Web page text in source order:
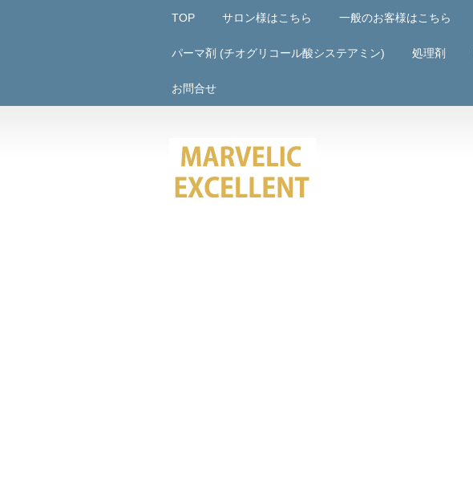
TOP サロン様はこちら 一般のお客様はこちら
パーマ剤 (チオグリコール酸システアミン) 処理剤
お問合せ